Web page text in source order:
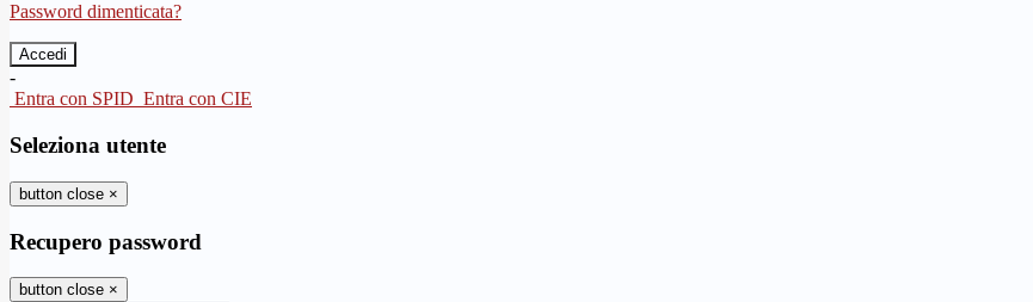
Password dimenticata?
-
Entra con SPID Entra con CIE
Seleziona utente
button close ×
Recupero password
button close ×